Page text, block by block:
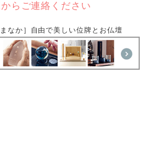
らご連絡ください
まなか］自由で美しい位牌とお仏壇